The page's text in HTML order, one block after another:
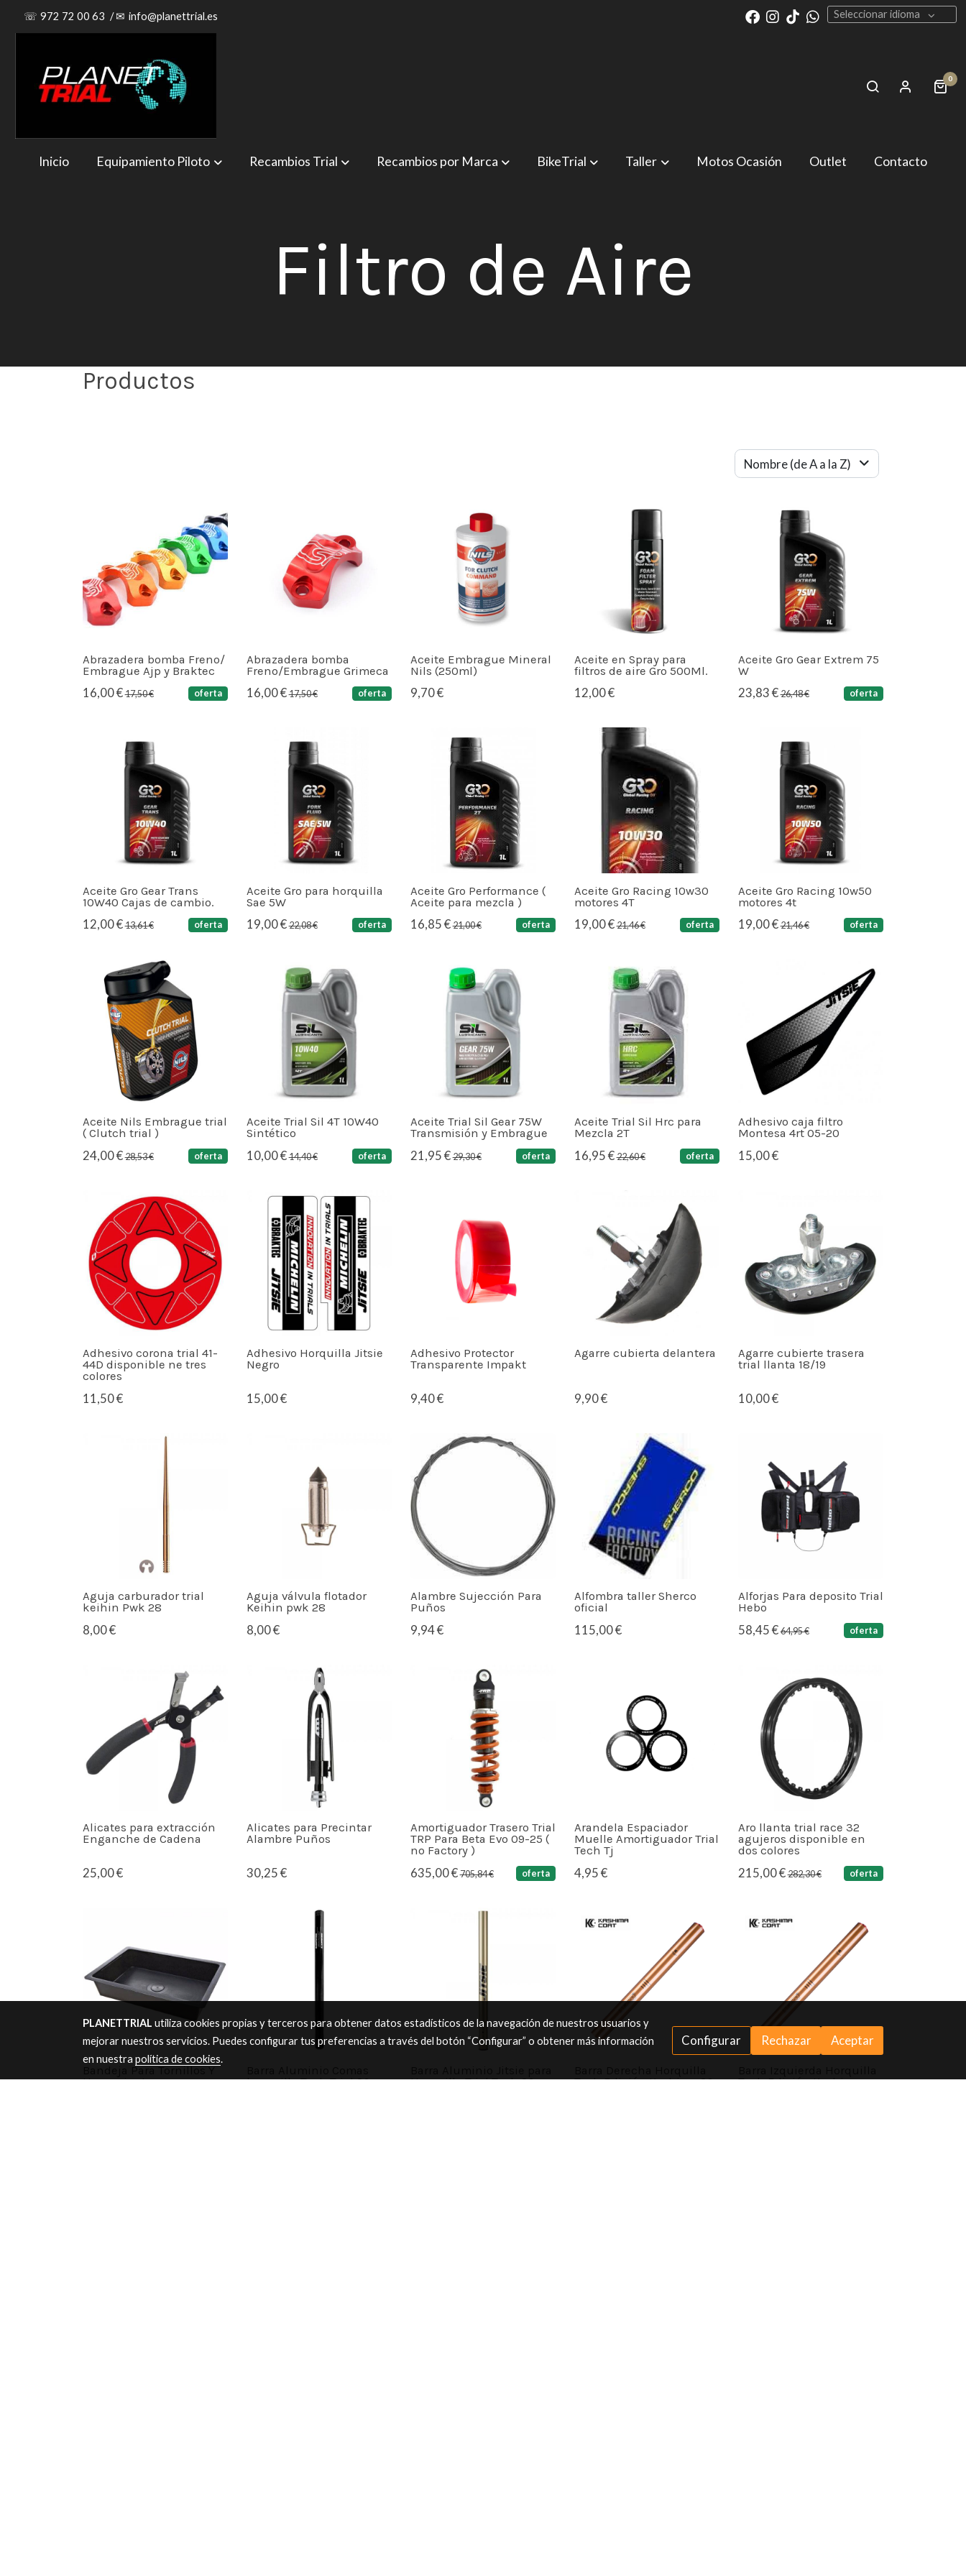
☏ 972 72 00 63 /✉ info@planettrial.es Seleccionar idioma
0
Inicio Equipamiento Piloto Recambios Trial Recambios por Marca BikeTrial Taller Motos Ocasión Outlet Contacto
Filtro de Aire
Productos
Nombre (de A a la Z)
Abrazadera bomba Freno/
Embrague Ajp y Braktec
16,00 €17,50 € oferta
Abrazadera bomba
Freno/Embrague Grimeca
16,00 €17,50 € oferta
Aceite Embrague Mineral
Nils (250ml)
9,70 €
Aceite en Spray para
filtros de aire Gro 500Ml.
12,00 €
Aceite Gro Gear Extrem 75
W
23,83 €26,48 € oferta
Aceite Gro Gear Trans
10W40 Cajas de cambio.
12,00 €13,61 € oferta
Aceite Gro para horquilla
Sae 5W
19,00 €22,08 € oferta
Aceite Gro Performance (
Aceite para mezcla )
16,85 €21,00 € oferta
Aceite Gro Racing 10w30
motores 4T
19,00 €21,46 € oferta
Aceite Gro Racing 10w50
motores 4t
19,00 €21,46 € oferta
Aceite Nils Embrague trial
( Clutch trial )
24,00 €28,53 € oferta
Aceite Trial Sil 4T 10W40
Sintético
10,00 €14,40 € oferta
Aceite Trial Sil Gear 75W
Transmisión y Embrague
21,95 €29,30 € oferta
Aceite Trial Sil Hrc para
Mezcla 2T
16,95 €22,60 € oferta
Adhesivo caja filtro
Montesa 4rt 05-20
15,00 €
Adhesivo corona trial 41-
44D disponible ne tres
colores
11,50 €
Adhesivo Horquilla Jitsie
Negro
15,00 €
Adhesivo Protector
Transparente Impakt
9,40 €
Agarre cubierta delantera
9,90 €
Agarre cubierte trasera
trial llanta 18/19
10,00 €
Aguja carburador trial
keihin Pwk 28
8,00 €
Aguja válvula flotador
Keihin pwk 28
8,00 €
Alambre Sujección Para
Puños
9,94 €
Alfombra taller Sherco
oficial
115,00 €
Alforjas Para deposito Trial
Hebo
58,45 €64,95 € oferta
Alicates para extracción
Enganche de Cadena
25,00 €
Alicates para Precintar
Alambre Puños
30,25 €
Amortiguador Trasero Trial
TRP Para Beta Evo 09-25 (
no Factory )
635,00 €705,84 € oferta
Arandela Espaciador
Muelle Amortiguador Trial
Tech Tj
4,95 €
Aro llanta trial race 32
agujeros disponible en
dos colores
215,00 €282,30 € oferta
Herramientas
horquilla Tech Trial 39
Horquilla Trial Tech 39
Tech Edición Kashima 39
Tech Edición Kashima
PLANETTRIAL utiliza cookies propias y terceros para obtener datos estadísticos de la navegación de nuestros usuarios y
mejorar nuestros servicios. Puedes configurar tus preferencias a través del botón “Configurar” o obtener más información
en nuestra política de cookies.
Configurar Rechazar Aceptar